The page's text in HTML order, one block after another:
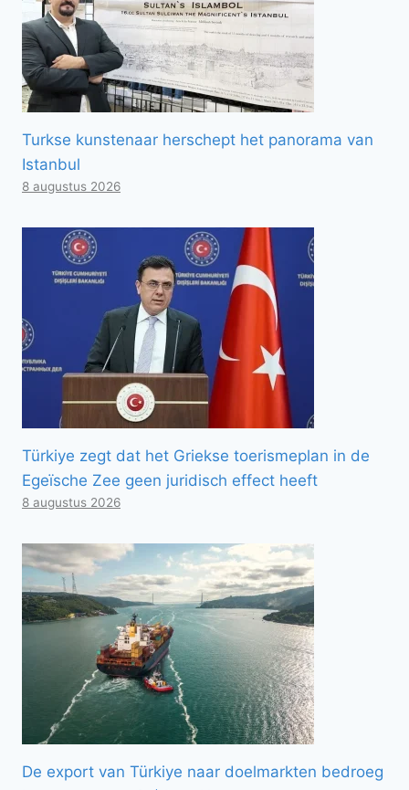
Turkse kunstenaar herschept het panorama van
Istanbul
8 augustus 2026
Türkiye zegt dat het Griekse toerismeplan in de
Egeïsche Zee geen juridisch effect heeft
8 augustus 2026
De export van Türkiye naar doelmarkten bedroeg